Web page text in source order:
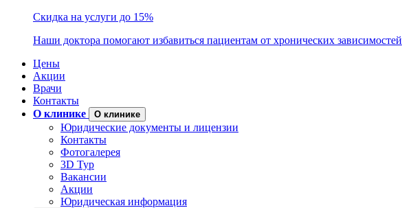
Скидка на услуги до 15%
Наши доктора помогают избавиться пациентам от хронических зависимостей
Цены
Акции
Врачи
Контакты
О клинике
О клинике
Юридические документы и лицензии
Контакты
Фотогалерея
3D Тур
Вакансии
Акции
Юридическая информация